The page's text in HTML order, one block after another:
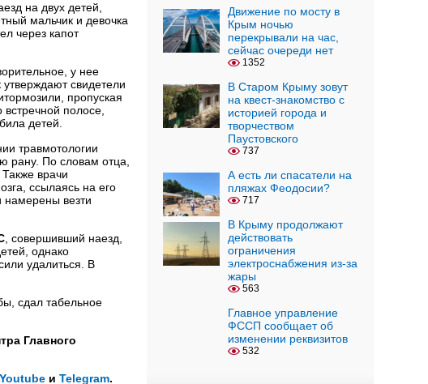
на двух детей,
мальчик и девочка
через капот
у нее
свидетели
пропуская
полосе,
детей.
травмотологии
рану. По словам отца,
врачи
ссылаясь на его
намерены везти
, совершивший наезд,
однако
удалиться. В
сдал табельное
Главного
Youtube и Telegram.
Движение по мосту в
Крым ночью
перекрывали на час,
сейчас очереди нет
1352
В Старом Крыму зовут
на квест-знакомство с
историей города и
творчеством
Паустовского
737
А есть ли спасатели на
пляжах Феодосии?
717
В Крыму продолжают
действовать
ограничения
электроснабжения из-за
жары
563
Главное управление
ФССП сообщает об
изменении реквизитов
532